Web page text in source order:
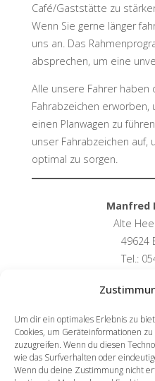
Um dir ein optimales Erlebnis zu
Cookies, um Geräteinformationen
zuzugreifen. Wenn du diesen
wie das Surfverhalten oder
Wenn du deine Zustimmung nicht
Café/Gaststätte zu
Wenn Sie gerne länger
uns an. Das
absprechen, um eine
Alle unsere Fahrer
Fahrabzeichen
einen Planwagen zu
unser Fahrabzeichen auf,
optimal zu sorgen.
Manfred
Alte
49624
Tel.: